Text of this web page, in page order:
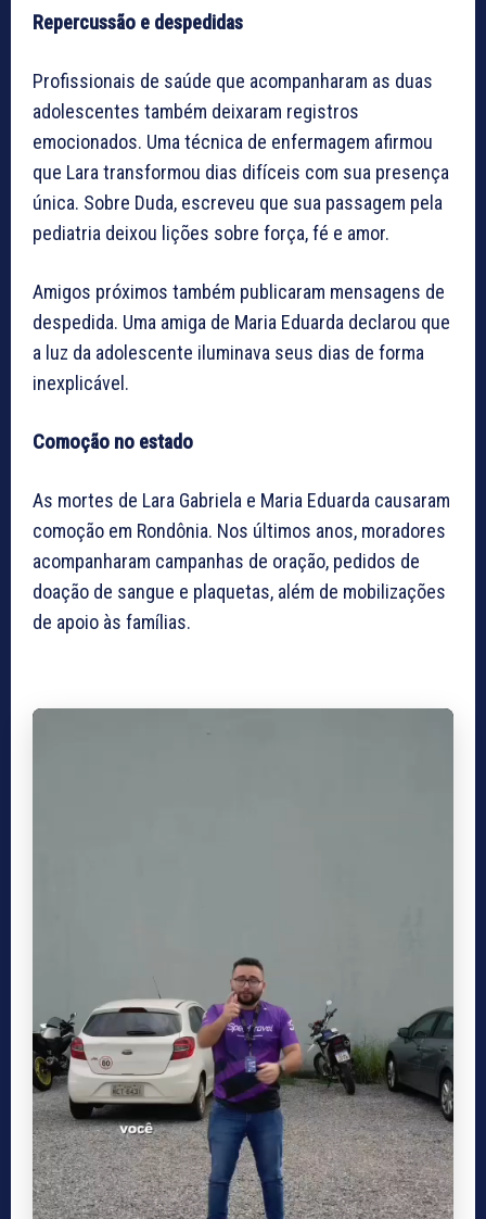
Repercussão e despedidas
Profissionais de saúde que acompanharam as duas
adolescentes também deixaram registros
emocionados. Uma técnica de enfermagem afirmou
que Lara transformou dias difíceis com sua presença
única. Sobre Duda, escreveu que sua passagem pela
pediatria deixou lições sobre força, fé e amor.
Amigos próximos também publicaram mensagens de
despedida. Uma amiga de Maria Eduarda declarou que
a luz da adolescente iluminava seus dias de forma
inexplicável.
Comoção no estado
As mortes de Lara Gabriela e Maria Eduarda causaram
comoção em Rondônia. Nos últimos anos, moradores
acompanharam campanhas de oração, pedidos de
doação de sangue e plaquetas, além de mobilizações
de apoio às famílias.